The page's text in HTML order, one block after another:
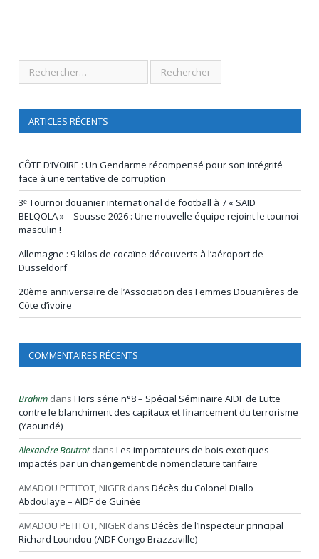
ARTICLES RÉCENTS
CÔTE D’IVOIRE : Un Gendarme récompensé pour son intégrité
face à une tentative de corruption
3ᵉ Tournoi douanier international de football à 7 « SAÏD
BELQOLA » – Sousse 2026 : Une nouvelle équipe rejoint le tournoi
masculin !
Allemagne : 9 kilos de cocaïne découverts à l’aéroport de
Düsseldorf
20ème anniversaire de l’Association des Femmes Douanières de
Côte d’ivoire
COMMENTAIRES RÉCENTS
Brahim dans Hors série n°8 – Spécial Séminaire AIDF de Lutte
contre le blanchiment des capitaux et financement du terrorisme
(Yaoundé)
Alexandre Boutrotdans Les importateurs de bois exotiques
impactés par un changement de nomenclature tarifaire
AMADOU PETITOT, NIGER dans Décès du Colonel Diallo
Abdoulaye – AIDF de Guinée
AMADOU PETITOT, NIGER dans Décès de l’Inspecteur principal
Richard Loundou (AIDF Congo Brazzaville)